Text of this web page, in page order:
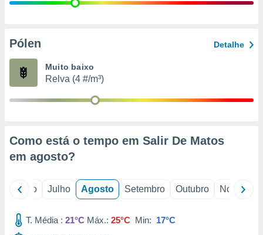
e
de
Pólen Detalhe
Muito baixo
Relva (4 #/m³)
Como está o tempo em Salir De Matos
em agosto?
Junho Julho Agosto Setembro Outubro Novembro
T. Média : 21°C Máx.: 25°C Min: 17°C